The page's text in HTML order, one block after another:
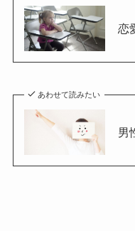
恋
あわせて読みたい
男